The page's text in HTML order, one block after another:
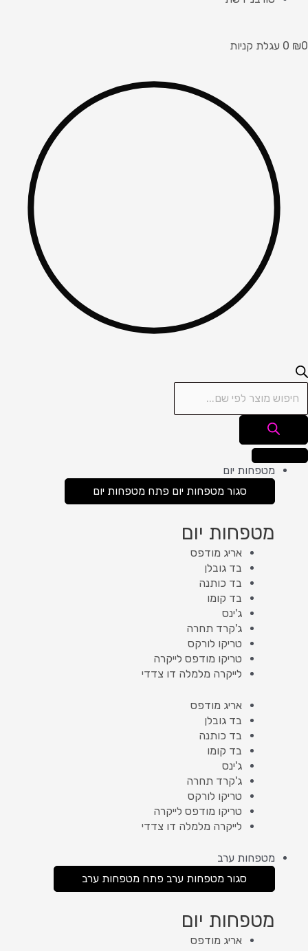
₪0
0 עגלת קניות
מטפחות יום
סגור מטפחות יום פתח מטפחות יום
מטפחות יום
אריג מודפס
בד גובלן
בד כותנה
בד קומו
ג'ינס
ג'קרד תחרה
טריקו לורקס
טריקו מודפס לייקרה
לייקרה מלמלה דו צדדי
אריג מודפס
בד גובלן
בד כותנה
בד קומו
ג'ינס
ג'קרד תחרה
טריקו לורקס
טריקו מודפס לייקרה
לייקרה מלמלה דו צדדי
מטפחות ערב
סגור מטפחות ערב פתח מטפחות ערב
מטפחות יום
אריג מודפס